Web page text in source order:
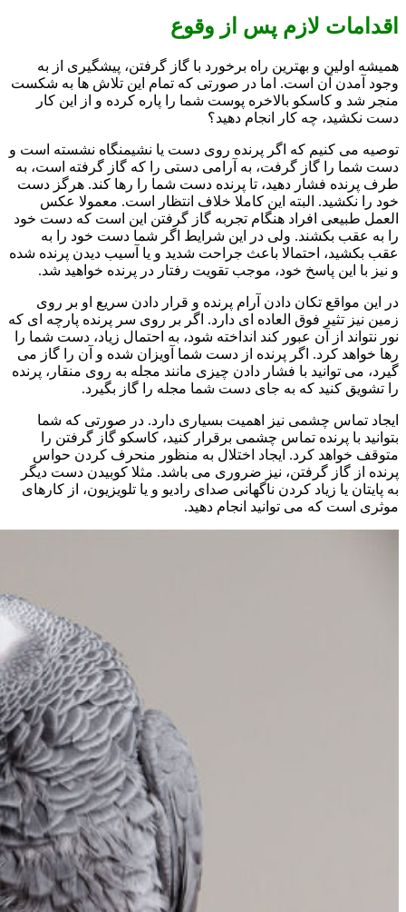
اقدامات لازم پس از وقوع
همیشه اولین و بهترین راه برخورد با گاز گرفتن، پیشگیری از به
وجود آمدن آن است. اما در صورتی که تمام این تلاش ها به شکست
منجر شد و کاسکو بالاخره پوست شما را پاره کرده و از این کار
دست نکشید، چه کار انجام دهید؟
توصیه می کنیم که اگر پرنده روی دست یا نشیمنگاه نشسته است و
دست شما را گاز گرفت، به آرامی دستی را که گاز گرفته است، به
طرف پرنده فشار دهید، تا پرنده دست شما را رها کند. هرگز دست
خود را نکشید. البته این کاملا خلاف انتظار است. معمولا عکس
العمل طبیعی افراد هنگام تجربه گاز گرفتن این است که دست خود
را به عقب بکشند. ولی در این شرایط اگر شما دست خود را به
عقب بکشید، احتمالا باعث جراحت شدید و یا آسيب دیدن پرنده شده
و نیز با این پاسخ خود، موجب تقویت رفتار در پرنده خواهید شد.
در این مواقع تکان دادن آرام پرنده و قرار دادن سریع او بر روی
زمین نیز تثیر فوق العاده ای دارد. اگر بر روی سر پرنده پارچه ای که
نور نتواند از آن عبور کند انداخته شود، به احتمال زیاد، دست شما را
رها خواهد کرد. اگر پرنده از دست شما آویزان شده و آن را گاز می
گیرد، می توانید با فشار دادن چیزی مانند مجله به روی منقار، پرنده
را تشویق کنید که به جای دست شما مجله را گاز بگیرد.
ایجاد تماس چشمی نیز اهمیت بسیاری دارد. در صورتی که شما
بتوانید با پرنده تماس چشمی برقرار کنید، کاسکو گاز گرفتن را
متوقف خواهد کرد. ایجاد اختلال به منظور منحرف کردن حواس
پرنده از گاز گرفتن، نیز ضروری می باشد. مثلا کوبیدن دست دیگر
به پایتان یا زیاد کردن ناگهانی صدای رادیو و یا تلویزیون، از کارهای
موثری است که می توانید انجام دهید.